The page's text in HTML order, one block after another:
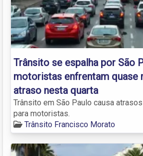
Trânsito se espalha por São
motoristas enfrentam quase
atraso nesta quarta
Trânsito em São Paulo causa
para motoristas.
Trânsito Francisco Morato